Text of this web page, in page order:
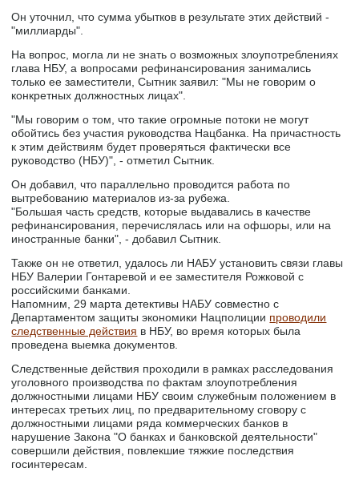
Он уточнил, что сумма убытков в результате этих действий -
"миллиарды".
На вопрос, могла ли не знать о возможных злоупотреблениях
глава НБУ, а вопросами рефинансирования занимались
только ее заместители, Сытник заявил: "Мы не говорим о
конкретных должностных лицах".
"Мы говорим о том, что такие огромные потоки не могут
обойтись без участия руководства Нацбанка. На причастность
к этим действиям будет проверяться фактически все
руководство (НБУ)", - отметил Сытник.
Он добавил, что параллельно проводится работа по
вытребованию материалов из-за рубежа.
"Большая часть средств, которые выдавались в качестве
рефинансирования, перечислялась или на офшоры, или на
иностранные банки", - добавил Сытник.
Также он не ответил, удалось ли НАБУ установить связи главы
НБУ Валерии Гонтаревой и ее заместителя Рожковой с
российскими банками.
Напомним, 29 марта детективы НАБУ совместно с
Департаментом защиты экономики Нацполиции проводили
следственные действия в НБУ, во время которых была
проведена выемка документов.
Следственные действия проходили в рамках расследования
уголовного производства по фактам злоупотребления
должностными лицами НБУ своим служебным положением в
интересах третьих лиц, по предварительному сговору с
должностными лицами ряда коммерческих банков в
нарушение Закона "О банках и банковской деятельности"
совершили действия, повлекшие тяжкие последствия
госинтересам.